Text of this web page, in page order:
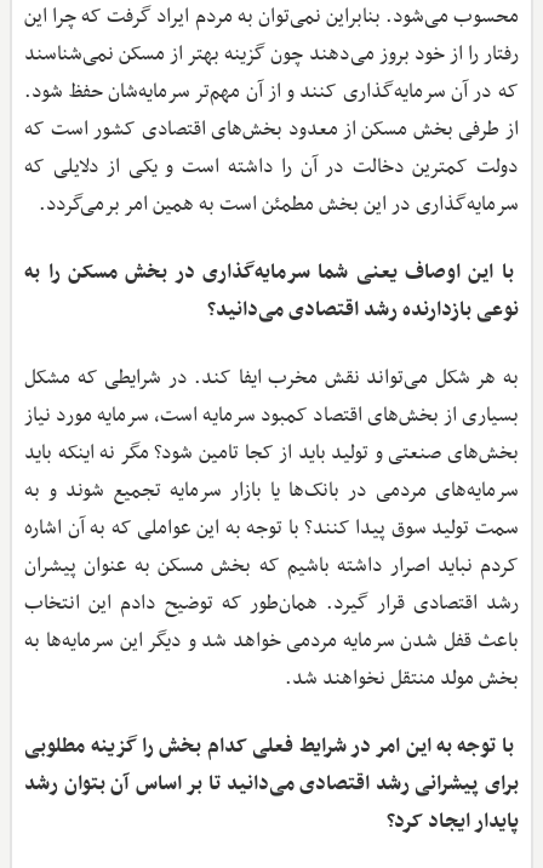
محسوب می‌شود. بنابراین نمی‌توان به مردم ایراد گرفت که چرا این
رفتار را از خود بروز می‌دهند چون گزینه بهتر از مسکن نمی‌شناسند
که در آن سرمایه‌گذاری کنند و از آن مهم‌تر سرمایه‌شان حفظ شود.
از طرفی بخش مسکن از معدود بخش‌های اقتصادی کشور است که
دولت کمترین دخالت در آن را داشته است و یکی از دلایلی که
سرمایه‌گذاری در این بخش مطمئن است به همین امر برمی‌گردد.
با این اوصاف یعنی شما سرمایه‌گذاری در بخش مسکن را به
نوعی بازدارنده رشد اقتصادی می‌دانید؟
به هر شکل می‌تواند نقش مخرب ایفا کند. در شرایطی که مشکل
بسیاری از بخش‌های اقتصاد کمبود سرمایه است، سرمایه مورد نیاز
بخش‌های صنعتی و تولید باید از کجا تامین شود؟ مگر نه اینکه باید
سرمایه‌های مردمی در بانک‌ها یا بازار سرمایه تجمیع ‌شوند و به
سمت تولید سوق پیدا کنند؟ با توجه به این عواملی که به آن اشاره
کردم نباید اصرار داشته باشیم که بخش مسکن به عنوان پیشران
رشد اقتصادی قرار گیرد. همان‌طور که توضیح دادم این انتخاب
باعث قفل شدن سرمایه مردمی خواهد شد و دیگر این سرمایه‌ها به
بخش مولد منتقل نخواهند شد.
با توجه به این امر در شرایط فعلی کدام بخش را گزینه مطلوبی
برای پیشرانی رشد اقتصادی می‌دانید تا بر اساس آن بتوان رشد
پایدار ایجاد کرد؟